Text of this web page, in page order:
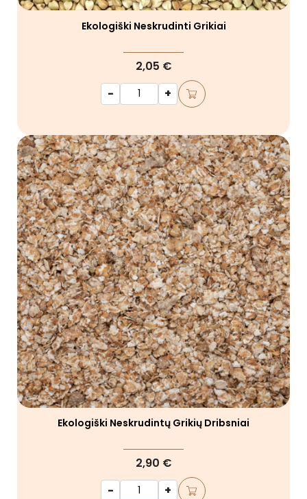
Ekologiški Neskrudinti Grikiai
2,05 €
-
+
Ekologiški Neskrudintų Grikių Dribsniai
2,90 €
-
+